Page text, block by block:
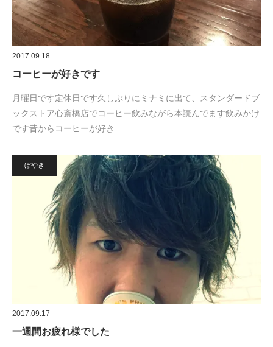
2017.09.18
コーヒーが好きです
月曜日です定休日です久しぶりにミナミに出て、スタンダードブ
ックストア心斎橋店でコーヒー飲みながら本読んでます飲みかけ
です昔からコーヒーが好き…
ぼやき
2017.09.17
一週間お疲れ様でした